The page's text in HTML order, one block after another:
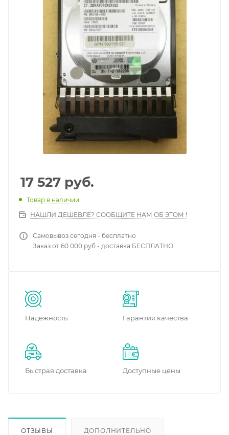
17 527 руб.
Товар в наличии
НАШЛИ ДЕШЕВЛЕ? СООБЩИТЕ НАМ ОБ ЭТОМ !
Самовывоз сегодня - бесплатно
Заказ от 60 000 руб - доставка БЕСПЛАТНО
Надежность Гарантия качества
Быстрая доставка Доступные цены
ОТЗЫВЫ ДОПОЛНИТЕЛЬНО